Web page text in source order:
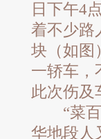
日下午4
着不少路
块（如图
一轿车，
此次伤及
“菜百
华地段人